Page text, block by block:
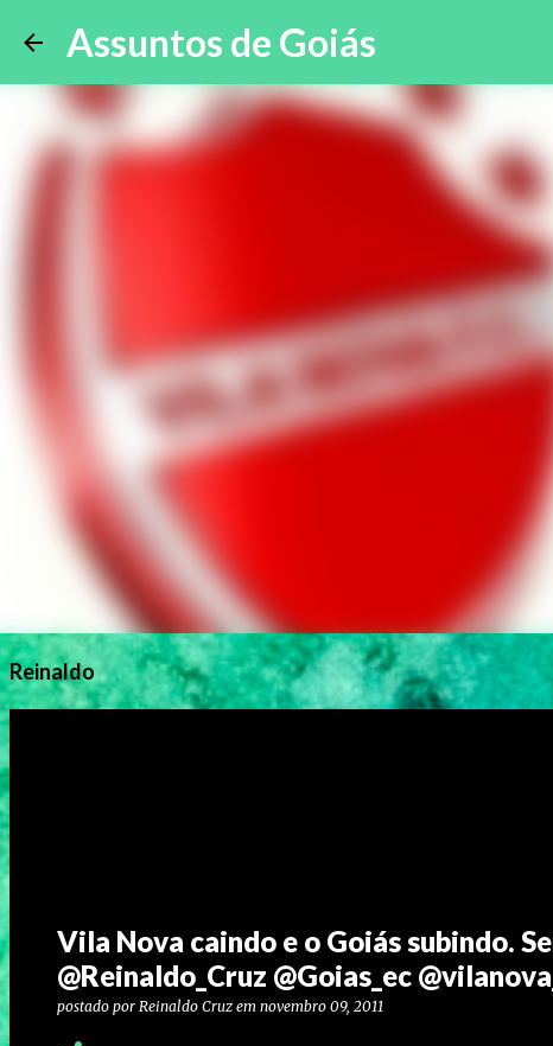
Assuntos de Goiás
Reinaldo
Vila Nova caindo e o Goiás subindo.
@Reinaldo_Cruz @Goias_ec
postado por Reinaldo Cruz em novembro 09, 2011